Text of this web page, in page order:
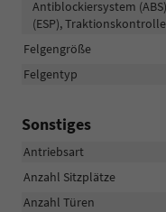
Antiblockiersystem
(ESP),
Felgengröße
Felgentyp
Sonstiges
Antriebsart
Anzahl Sitzplätze
Anzahl Türen